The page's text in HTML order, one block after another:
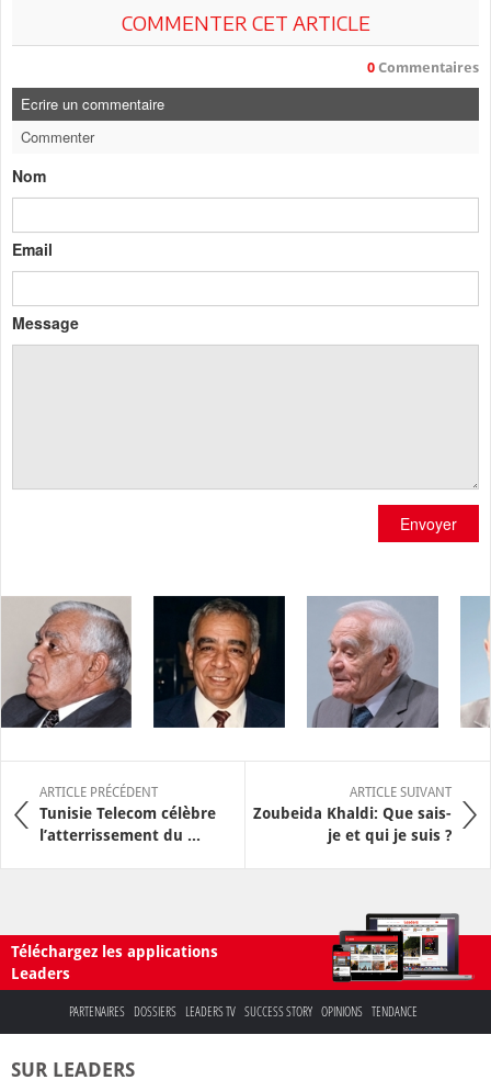
COMMENTER CET ARTICLE
0 Commentaires
Ecrire un commentaire
Commenter
Nom
Email
Message
Envoyer
ARTICLE PRÉCÉDENT
Tunisie Telecom célèbre
l’atterrissement du ...
ARTICLE SUIVANT
Zoubeida Khaldi: Que sais-
je et qui je suis ?
Téléchargez les applications
Leaders
PARTENAIRES DOSSIERS LEADERS TV SUCCESS STORY OPINIONS TENDANCE
SUR LEADERS